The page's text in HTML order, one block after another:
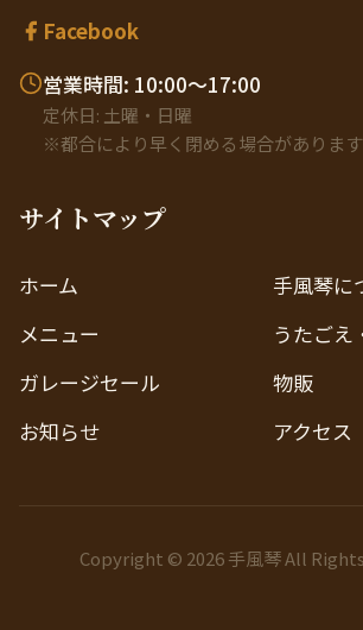
Facebook
営業時間: 10:00〜17:00
定休日: 土曜・日曜
※都合により早く閉める場合があります
サイトマップ
ホーム
手風琴に
メニュー
うたごえ
ガレージセール
物販
お知らせ
アクセス
Copyright © 2026 手風琴 All